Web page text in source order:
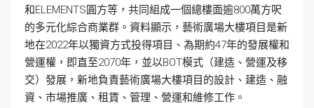
和ELEMENTS圓方等，共同組成一個總樓面逾800萬方呎
的多元化綜合商業群。資料顯示，藝術廣場大樓項目是新
地在2022年以獨資方式投得項目、為期約47年的發展權和
營運權，即直至2070年，並以BOT模式（建造、營運及移
交）發展，新地負責藝術廣場大樓項目的設計、建造、融
資、市場推廣、租賃、管理、營運和維修工作。